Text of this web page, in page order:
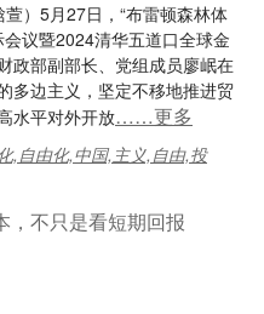
）5月27日，“布雷顿森林体
议暨2024清华五道口全球金
政部副部长、党组成员廖岷在
多边主义，坚定不移地推进贸
水平对外开放……更多
,自由化,中国,主义,自由,投